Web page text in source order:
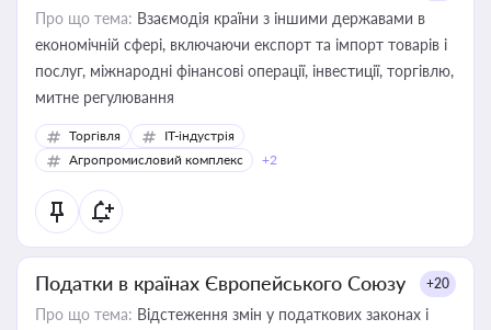
Про що тема: Взаємодія країни з іншими державами в
економічній сфері, включаючи експорт та імпорт товарів і
послуг, міжнародні фінансові операції, інвестиції, торгівлю,
митне регулювання
Торгівля
IT-індустрія
Агропромисловий комплекс
+2
Податки в країнах Європейського Союзу +20
Про що тема: Відстеження змін у податкових законах і